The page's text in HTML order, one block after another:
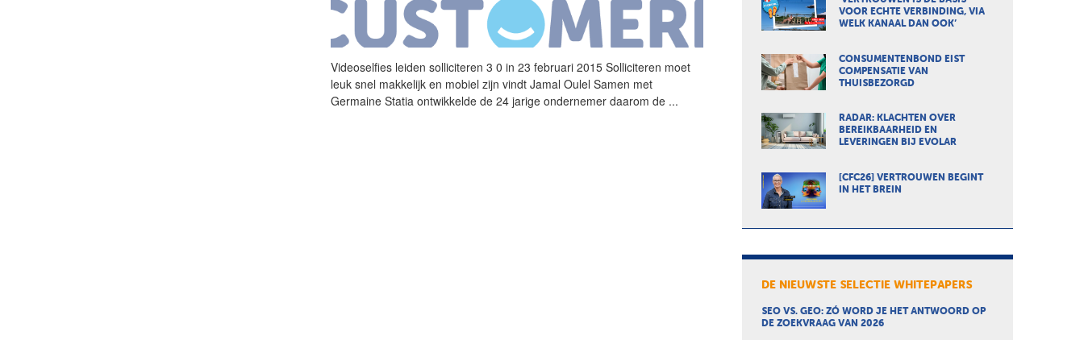
Videoselfies leiden solliciteren 3 0 in 23 februari 2015 Solliciteren moet
leuk snel makkelijk en mobiel zijn vindt Jamal Oulel Samen met
Germaine Statia ontwikkelde de 24 jarige ondernemer daarom de ...
VOOR ECHTE VERBINDING, VIA
WELK KANAAL DAN OOK’
CONSUMENTENBOND EIST
COMPENSATIE VAN
THUISBEZORGD
RADAR: KLACHTEN OVER
BEREIKBAARHEID EN
LEVERINGEN BIJ EVOLAR
[CFC26] VERTROUWEN BEGINT
IN HET BREIN
DE NIEUWSTE SELECTIE WHITEPAPERS
SEO VS. GEO: ZÓ WORD JE HET ANTWOORD OP
DE ZOEKVRAAG VAN 2026